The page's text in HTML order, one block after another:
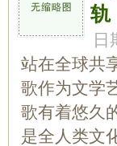
轨
日
站在全球共
歌作为文学
歌有着悠久
是全人类文